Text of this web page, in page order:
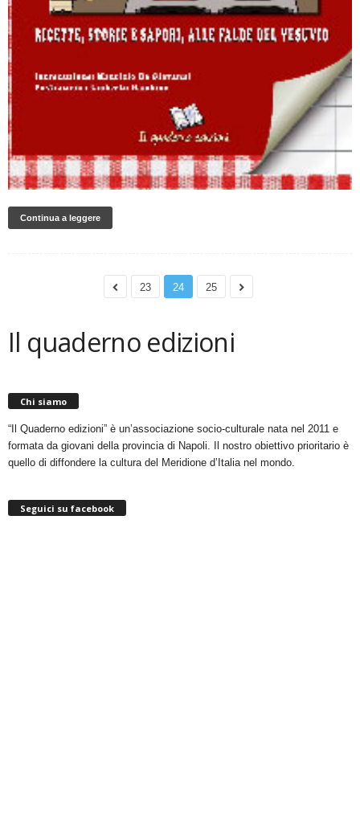
Continua a leggere
23 24 25
Il quaderno edizioni
Chi siamo
“Il Quaderno edizioni” è un’associazione socio-culturale nata nel 2011 e
formata da giovani della provincia di Napoli. Il nostro obiettivo prioritario è
quello di diffondere la cultura del Meridione d’Italia nel mondo.
Seguici su facebook